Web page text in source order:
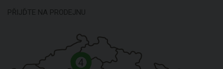
PŘIJĎTE NA PRODEJNU
4